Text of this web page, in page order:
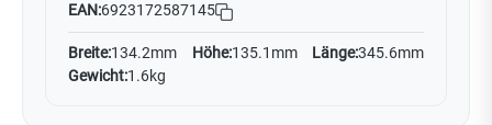
EAN:6923172587145
Breite:134.2mm Höhe:135.1mm Länge:345.6mm
Gewicht:1.6kg